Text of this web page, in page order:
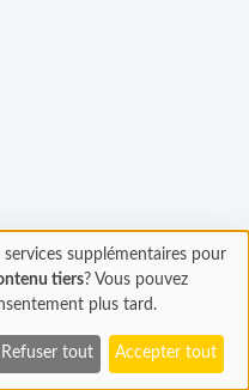
supplémentaires pour
tiers? Vous pouvez
plus tard.
Refuser tout Accepter tout